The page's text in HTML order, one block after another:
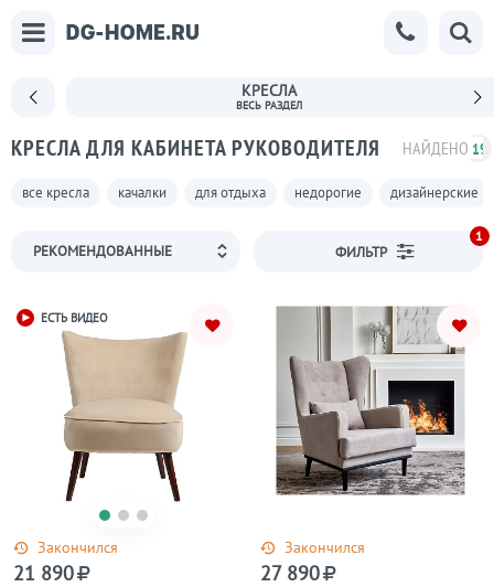
КРЕСЛА
КРЕСЛА ДЛЯ КАБИНЕТА РУКОВОДИТЕЛЯ НАЙДЕНО
все кресла качалки для отдыха недорогие дизайнерские
ФИЛЬТР
1
ЕСТЬ ВИДЕО
Закончился
21 890
Закончился
27 890